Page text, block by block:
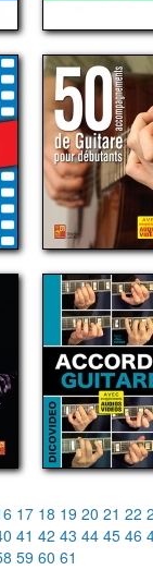
17 18 19 20 21 22
41 42 43 44 45 46
59 60 61